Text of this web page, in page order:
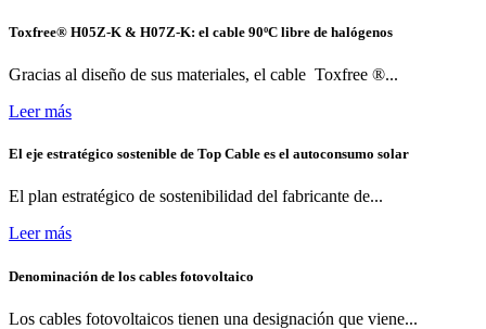
Toxfree® H05Z-K & H07Z-K: el cable 90ºC libre de halógenos
Gracias al diseño de sus materiales, el cable Toxfree ®...
Leer más
El eje estratégico sostenible de Top Cable es el autoconsumo solar
El plan estratégico de sostenibilidad del fabricante de...
Leer más
Denominación de los cables fotovoltaico
Los cables fotovoltaicos tienen una designación que viene...